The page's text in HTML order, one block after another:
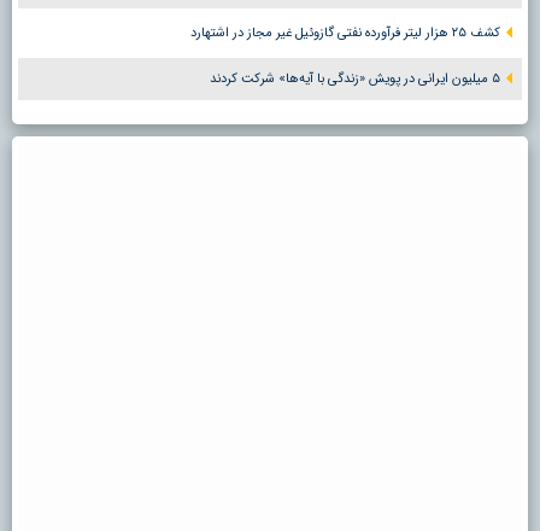
کشف ۲۵ هزار لیتر فرآورده نفتی گازوئیل غیر مجاز در اشتهارد
۵ میلیون ایرانی در پویش «زندگی با آیه‌ها» شرکت کردند